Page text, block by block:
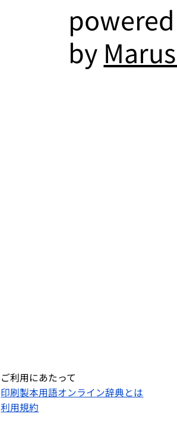
powered
by
ご利用にあたって
印刷製本用語オンライン辞典とは
利用規約​